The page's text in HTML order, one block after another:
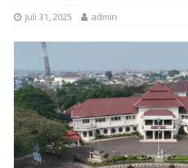
Juli 31, 2025 admin